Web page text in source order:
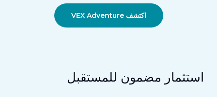
اكتشف VEX Adventure
استثمار مضمون للمستقبل